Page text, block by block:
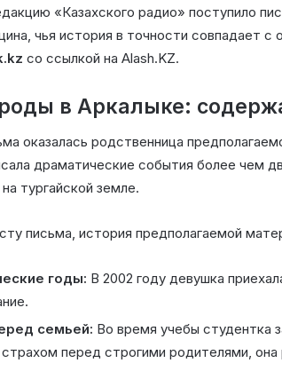
«Казахского радио» поступило
чья история в точности совпадает
со ссылкой на Alash.KZ.
в Аркалыке:
оказалась родственница
драматические события более чем
тургайской земле.
письма, история предполагаемой
годы: В 2002 году девушка
семьей: Во время учебы студентка
перед строгими родителями,